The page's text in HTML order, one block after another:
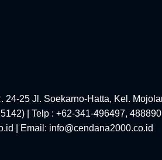
24-25 Jl. Soekarno-Hatta, Kel.
| Telp : +62-341-496497, 488890
| Email: info@cendana2000.co.id